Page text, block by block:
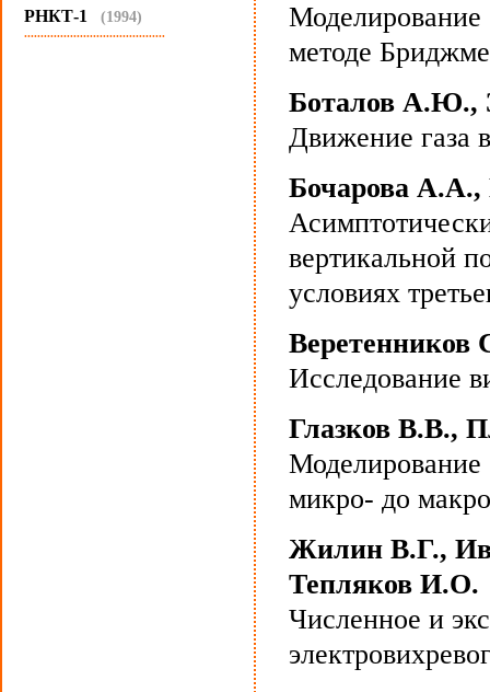
РНКТ-1 (1994)
...........................................
Моделирование
методе
Боталов А.Ю.,
Движение газа
Бочарова
вертикальной
условиях
Веретенников
Исследование
Глазков В.В.,
Моделирование
микро- до
Жилин В.Г.,
Тепляков И.О.
Численное и